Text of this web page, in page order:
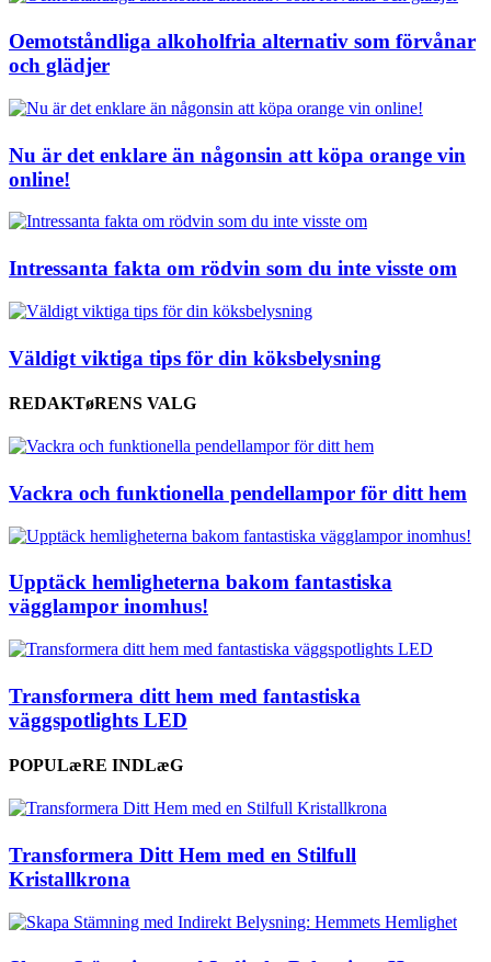
Oemotståndliga alkoholfria alternativ som förvånar
och glädjer
Nu är det enklare än någonsin att köpa orange vin
online!
Intressanta fakta om rödvin som du inte visste om
Väldigt viktiga tips för din köksbelysning
REDAKTøRENS VALG
Vackra och funktionella pendellampor för ditt hem
Upptäck hemligheterna bakom fantastiska
vägglampor inomhus!
Transformera ditt hem med fantastiska
väggspotlights LED
POPULæRE INDLæG
Transformera Ditt Hem med en Stilfull
Kristallkrona